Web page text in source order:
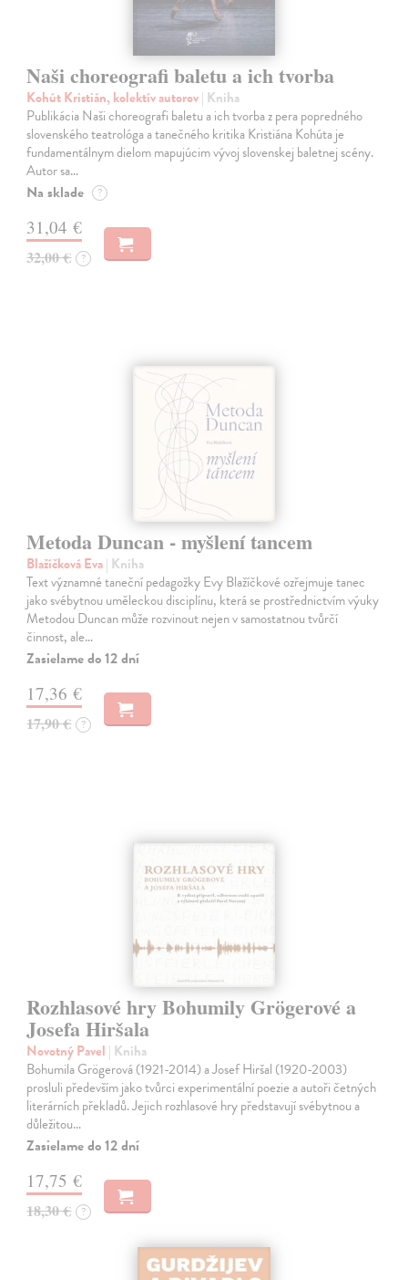
Naši choreografi baletu a ich tvorba
Kohút Kristián, kolektív autorov| Kniha
Publikácia Naši choreografi baletu a ich tvorba z pera popredného
slovenského teatrológa a tanečného kritika Kristiána Kohúta je
fundamentálnym dielom mapujúcim vývoj slovenskej baletnej scény.
Autor sa…
Na sklade ?
31,04 €
32,00 € ?
Metoda Duncan - myšlení tancem
Blažíčková Eva| Kniha
Text významné taneční pedagožky Evy Blažíčkové ozřejmuje tanec
jako svébytnou uměleckou disciplínu, která se prostřednictvím výuky
Metodou Duncan může rozvinout nejen v samostatnou tvůrčí
činnost, ale…
Zasielame do 12 dní
17,36 €
17,90 € ?
Rozhlasové hry Bohumily Grögerové a
Josefa Hiršala
Novotný Pavel | Kniha
Bohumila Grögerová (1921-2014) a Josef Hiršal (1920-2003)
prosluli především jako tvůrci experimentální poezie a autoři četných
literárních překladů. Jejich rozhlasové hry představují svébytnou a
důležitou…
Zasielame do 12 dní
17,75 €
18,30 € ?